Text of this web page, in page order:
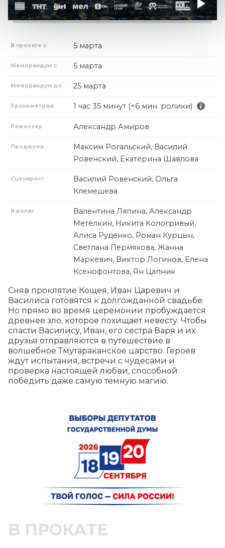
В прокате с 5 марта
Меморандум с 5 марта
Меморандум до 25 марта
Хронометраж 1 час 35 минут (+6 мин. ролики)
Режиссер Александр Амиров
Продюсер
Максим Рогальский, Василий
Ровенский, Екатерина Шавлова
Сценарист
Василий Ровенский, Ольга
Клемешева
В ролях
Валентина Ляпина, Александр
Метёлкин, Никита Кологривый,
Алиса Руденко, Роман Курцын,
Светлана Пермякова, Жанна
Маркевич, Виктор Логинов, Елена
Ксенофонтова, Ян Цапник
Сняв проклятие Кощея, Иван Царевич и
Василиса готовятся к долгожданной свадьбе.
Но прямо во время церемонии пробуждается
древнее зло, которое похищает невесту. Чтобы
спасти Василису, Иван, его сестра Варя и их
друзья отправляются в путешествие в
волшебное Тмутараканское царство. Героев
ждут испытания, встречи с чудесами и
проверка настоящей любви, способной
победить даже самую темную магию.
В ПРОКАТЕ